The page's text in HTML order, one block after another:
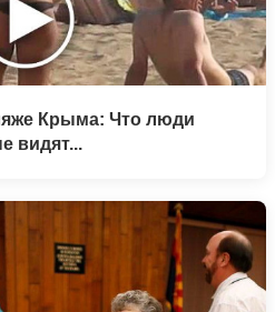
Крыма: Что люди
видят...